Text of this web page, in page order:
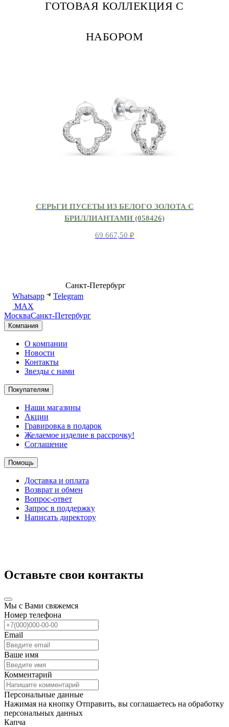
ГОТОВАЯ КОЛЛЕКЦИЯ С
НАБОРОМ
СЕРЬГИ ПУСЕТЫ ИЗ БЕЛОГО ЗОЛОТА С
БРИЛЛИАНТАМИ (058426)
69 667,50 ₽
Санкт-Петербург
Whatsapp
Telegram
MAX
МоскваСанкт-Петербург
Компания
О компании
Новости
Контакты
Звезды с нами
Покупателям
Наши магазины
Акции
Гравировка в подарок
Желаемое изделие в рассрочку!
Соглашение
Помощь
Доставка и оплата
Возврат и обмен
Вопрос-ответ
Запрос в поддержку
Написать директору
Оставьте свои контакты
Мы с Вами свяжемся
Номер телефона
Email
Ваше имя
Комментарий
Персональные данные
Нажимая на кнопку Отправить, вы соглашаетесь на обработку
персональных данных
Капча